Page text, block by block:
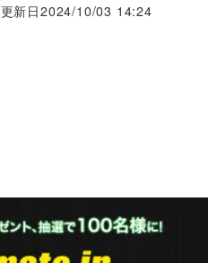
更新日2024/10/03 14:24